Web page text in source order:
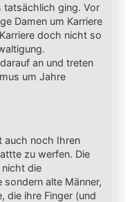
tatsächlich ging. Vor
Damen um Karriere
doch nicht so
an und treten
um Jahre
auch noch Ihren
zu werfen. Die
nicht die
sondern alte Männer,
die ihre Finger (und